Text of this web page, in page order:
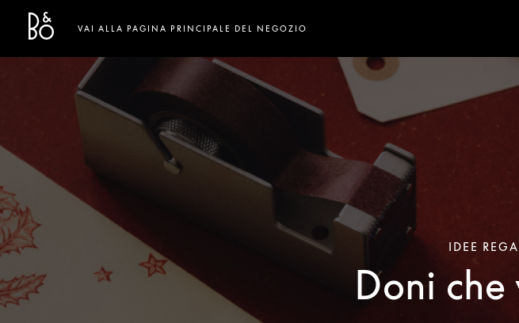
Bang & Olufsen - Exist to Create
Link Opens in New Tab
VAI ALLA PAGINA PRINCIPALE DEL NEGOZIO
IDEE
Doni